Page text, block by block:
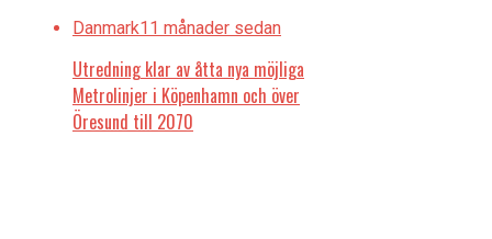
Danmark11 månader sedan
Utredning klar av åtta nya möjliga
Metrolinjer i Köpenhamn och över
Öresund till 2070